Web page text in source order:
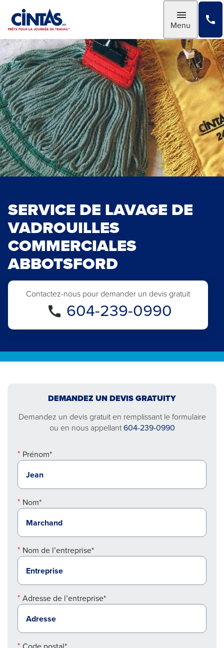
Main
Content
Toggle
Menu
SERVICE DE LAVAGE DE
VADROUILLES
COMMERCIALES
ABBOTSFORD
Contactez-nous pour demander un devis gratuit
604-239-0990
DEMANDEZ UN DEVIS GRATUITY
Demandez un devis gratuit en remplissant le formulaire
ou en nous appellant604-239-0990
Prénom*
Nom*
Nom de l’entreprise*
Adresse de l’entreprise*